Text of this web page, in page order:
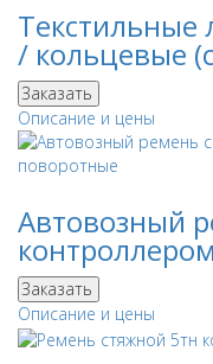
Текстильные
/ кольцевые
Заказать
Описание и цены
Автовозный
Заказать
Описание и цены